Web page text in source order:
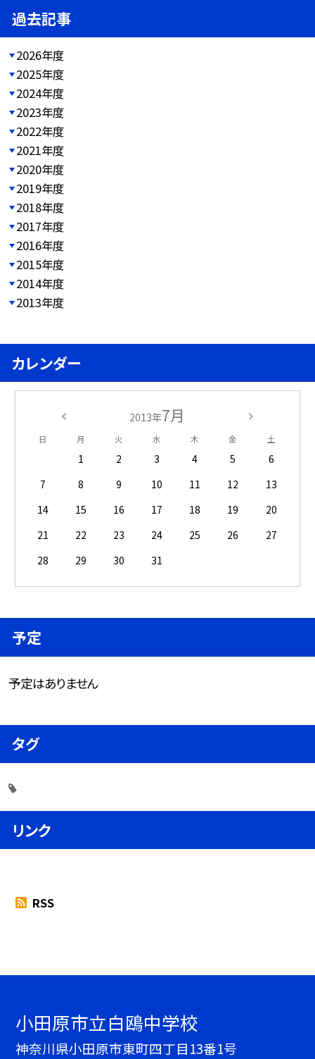
過去記事
2026年度
2025年度
2024年度
2023年度
2022年度
2021年度
2020年度
2019年度
2018年度
2017年度
2016年度
2015年度
2014年度
2013年度
カレンダー
2013年7月
日 月 火 水 木 金 土
1 2 3 4 5
6
7
8 9 10 11 12
13
14
15 16 17 18 19
20
21
22 23 24 25 26
27
28
29 30 31
予定
予定はありません
タグ
リンク
RSS
小田原市立白鴎中学校
神奈川県小田原市東町四丁目13番1号